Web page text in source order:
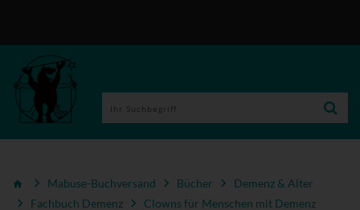
Mabuse-Buchversand Bücher
Demenz & Alter
Fachbuch Demenz
Clowns für Menschen mit Demenz